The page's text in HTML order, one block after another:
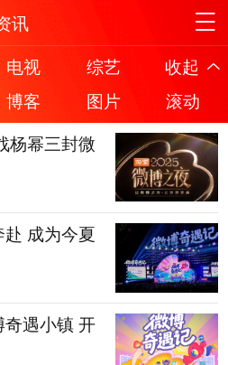
讯
电视 综艺
收起
博客 图片
滚动
杨幂三封微
成为今夏
遇小镇 开